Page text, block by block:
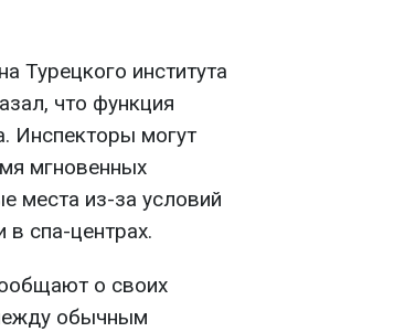
Турецкого института
что функция
Инспекторы могут
мгновенных
места из-за условий
спа-центрах.
о своих
обычным